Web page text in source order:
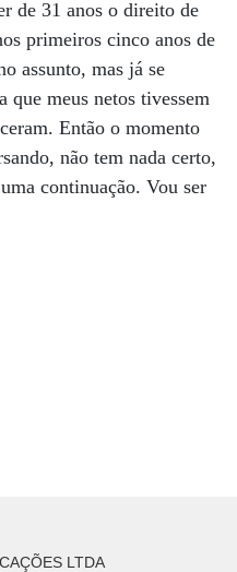
de 31 anos o direito de
primeiros cinco anos de
assunto, mas já se
que meus netos tivessem
Então o momento
não tem nada certo,
continuação. Vou ser
LTDA